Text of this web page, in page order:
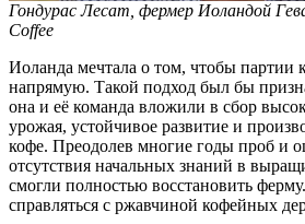
Гондурас Лесат, фермер Иоландой
Coffee
Иоланда мечтала о том, чтобы партии
напрямую. Такой подход был бы
она и её команда вложили в сбор
урожая, устойчивое развитие и
кофе. Преодолев многие годы проб и
отсутствия начальных знаний в
смогли полностью восстановить
справляться с ржавчиной кофейных